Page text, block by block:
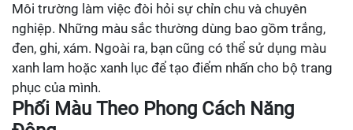
Môi trường làm việc đòi hỏi sự chỉn chu và chuyên
nghiệp. Những màu sắc thường dùng bao gồm trắng,
đen, ghi, xám. Ngoài ra, bạn cũng có thể sử dụng màu
xanh lam hoặc xanh lục để tạo điểm nhấn cho bộ trang
phục của mình.
Phối Màu Theo Phong Cách Năng